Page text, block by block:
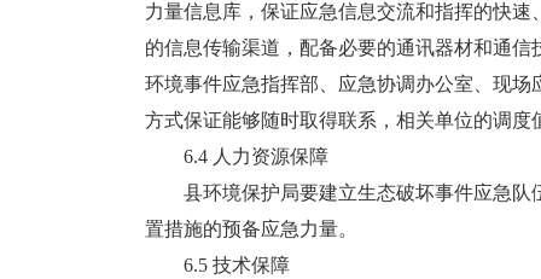
力量信息库，保证应急信息交流和指挥的快
的信息传输渠道，配备必要的通讯器材和通
环境事件应急指挥部、应急协调办公室、现
方式保证能够随时取得联系，相关单位的调度
6.4 人力资源保障
县环境保护局要建立生态破坏事件应急队
置措施的预备应急力量。
6.5 技术保障